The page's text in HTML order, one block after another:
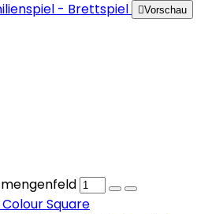
Vorschau
Colour Square